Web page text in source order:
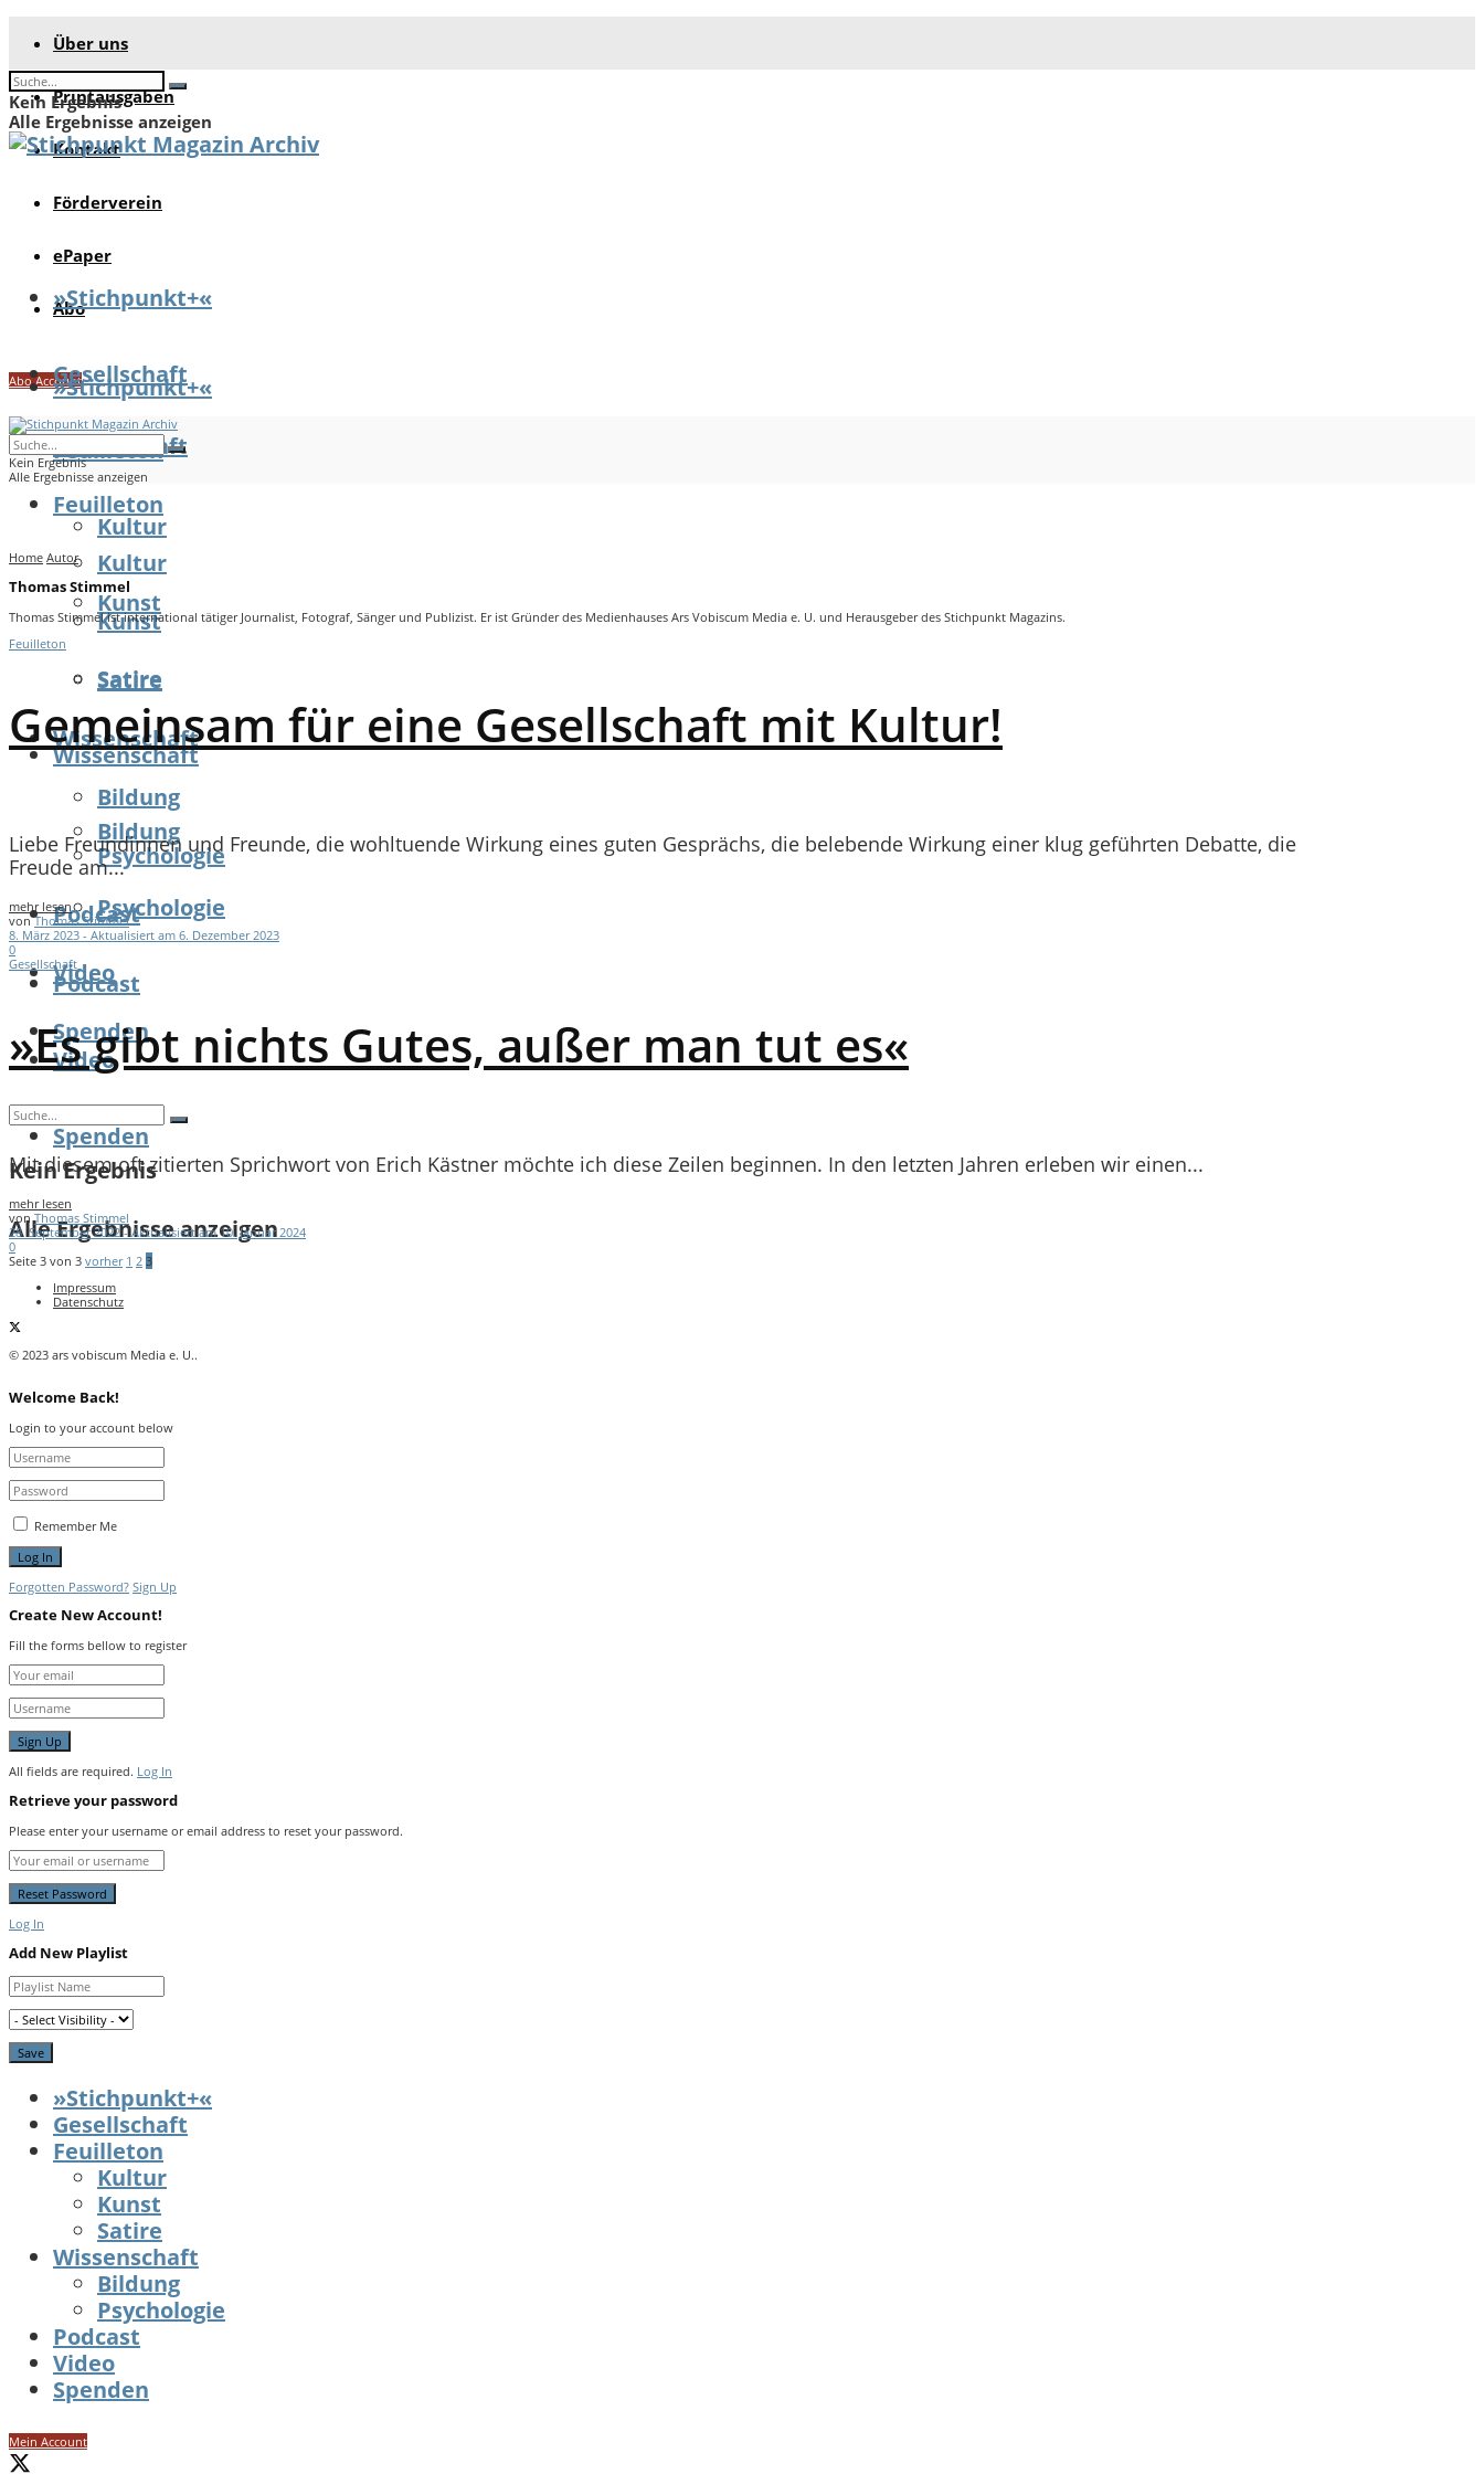
Über uns
Printausgaben
Kontakt
Förderverein
ePaper
Abo
Abo Account
Kein Ergebnis
Alle Ergebnisse anzeigen
»Stichpunkt+«
Gesellschaft
Feuilleton
Kultur
Kunst
Satire
Wissenschaft
Bildung
Psychologie
Podcast
Video
Spenden
»Stichpunkt+«
Gesellschaft
Feuilleton
Kultur
Kunst
Satire
Wissenschaft
Bildung
Psychologie
Podcast
Video
Spenden
Kein Ergebnis
Alle Ergebnisse anzeigen
Kein Ergebnis
Alle Ergebnisse anzeigen
Home Autor
Thomas Stimmel
Thomas Stimmel ist international tätiger Journalist, Fotograf, Sänger und Publizist. Er ist Gründer des Medienhauses Ars Vobiscum Media e. U. und Herausgeber des Stichpunkt Magazins.
Feuilleton
Gemeinsam für eine Gesellschaft mit Kultur!
Liebe Freundinnen und Freunde, die wohltuende Wirkung eines guten Gesprächs, die belebende Wirkung einer klug geführten Debatte, die
Freude am...
mehr lesen
von Thomas Stimmel
8. März 2023 - Aktualisiert am 6. Dezember 2023
0
Gesellschaft
»Es gibt nichts Gutes, außer man tut es«
Mit diesem oft zitierten Sprichwort von Erich Kästner möchte ich diese Zeilen beginnen. In den letzten Jahren erleben wir einen...
mehr lesen
von Thomas Stimmel
28. September 2022 - Aktualisiert am 10. Januar 2024
0
Seite 3 von 3 vorher 1 2 3
Impressum
Datenschutz
© 2023 ars vobiscum Media e. U..
Welcome Back!
Login to your account below
Remember Me
Forgotten Password? Sign Up
Create New Account!
Fill the forms bellow to register
All fields are required. Log In
Retrieve your password
Please enter your username or email address to reset your password.
Log In
Add New Playlist
»Stichpunkt+«
Gesellschaft
Feuilleton
Kultur
Kunst
Satire
Wissenschaft
Bildung
Psychologie
Podcast
Video
Spenden
Mein Account